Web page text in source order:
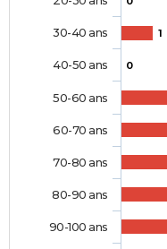
1
0
30-40 ans
40-50 ans
50-60 ans
60-70 ans
70-80 ans
80-90 ans
90-100 ans